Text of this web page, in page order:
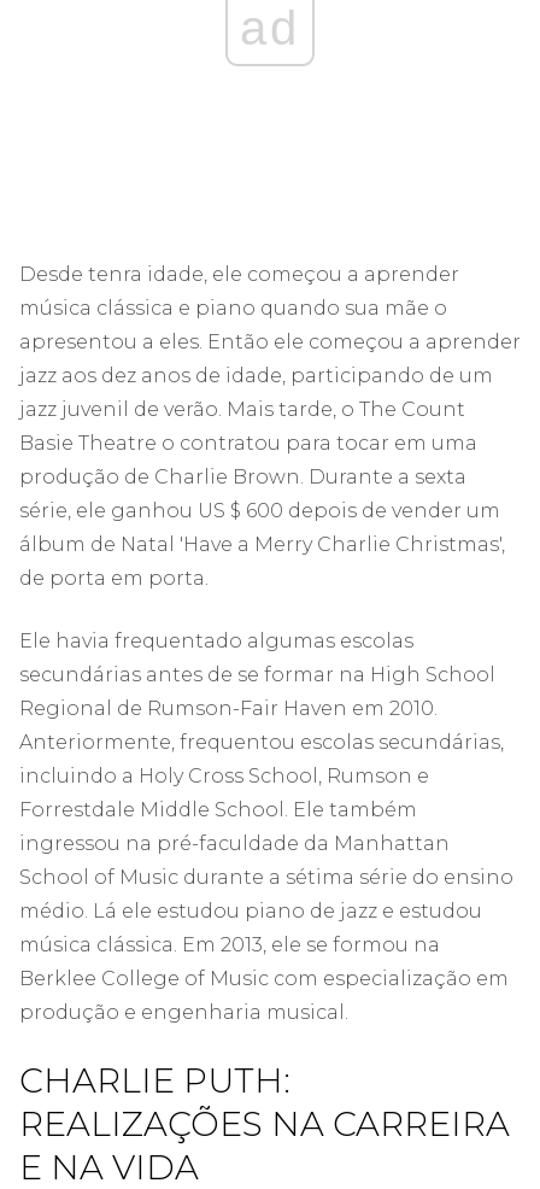
ad
Desde tenra idade, ele começou a aprender
música clássica e piano quando sua mãe o
apresentou a eles. Então ele começou a aprender
jazz aos dez anos de idade, participando de um
jazz juvenil de verão. Mais tarde, o The Count
Basie Theatre o contratou para tocar em uma
produção de Charlie Brown. Durante a sexta
série, ele ganhou US $ 600 depois de vender um
álbum de Natal 'Have a Merry Charlie Christmas',
de porta em porta.
Ele havia frequentado algumas escolas
secundárias antes de se formar na High School
Regional de Rumson-Fair Haven em 2010.
Anteriormente, frequentou escolas secundárias,
incluindo a Holy Cross School, Rumson e
Forrestdale Middle School. Ele também
ingressou na pré-faculdade da Manhattan
School of Music durante a sétima série do ensino
médio. Lá ele estudou piano de jazz e estudou
música clássica. Em 2013, ele se formou na
Berklee College of Music com especialização em
produção e engenharia musical.
CHARLIE PUTH:
REALIZAÇÕES NA CARREIRA
E NA VIDA